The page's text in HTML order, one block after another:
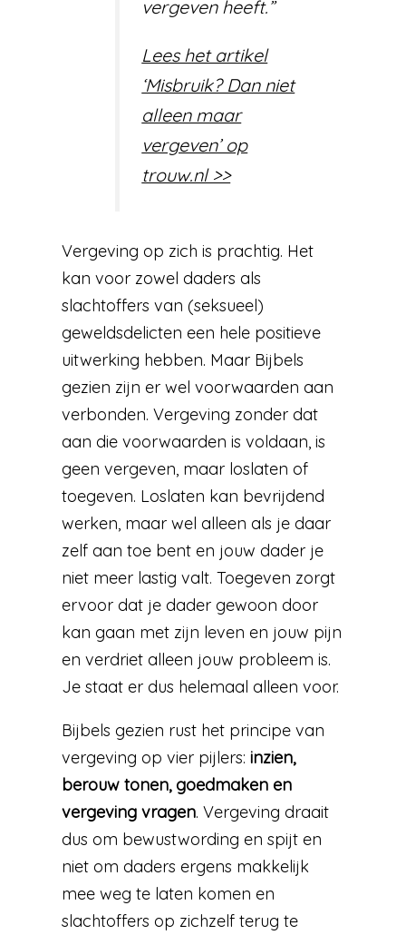
vergeven heeft.”
Lees het artikel
‘Misbruik? Dan niet
alleen maar
vergeven’ op
trouw.nl >>
Vergeving op zich is prachtig. Het
kan voor zowel daders als
slachtoffers van (seksueel)
geweldsdelicten een hele positieve
uitwerking hebben. Maar Bijbels
gezien zijn er wel voorwaarden aan
verbonden. Vergeving zonder dat
aan die voorwaarden is voldaan, is
geen vergeven, maar loslaten of
toegeven. Loslaten kan bevrijdend
werken, maar wel alleen als je daar
zelf aan toe bent en jouw dader je
niet meer lastig valt. Toegeven zorgt
ervoor dat je dader gewoon door
kan gaan met zijn leven en jouw pijn
en verdriet alleen jouw probleem is.
Je staat er dus helemaal alleen voor.
Bijbels gezien rust het principe van
vergeving op vier pijlers:inzien,
berouw tonen, goedmaken en
vergeving vragen. Vergeving draait
dus om bewustwording en spijt en
niet om daders ergens makkelijk
mee weg te laten komen en
slachtoffers op zichzelf terug te